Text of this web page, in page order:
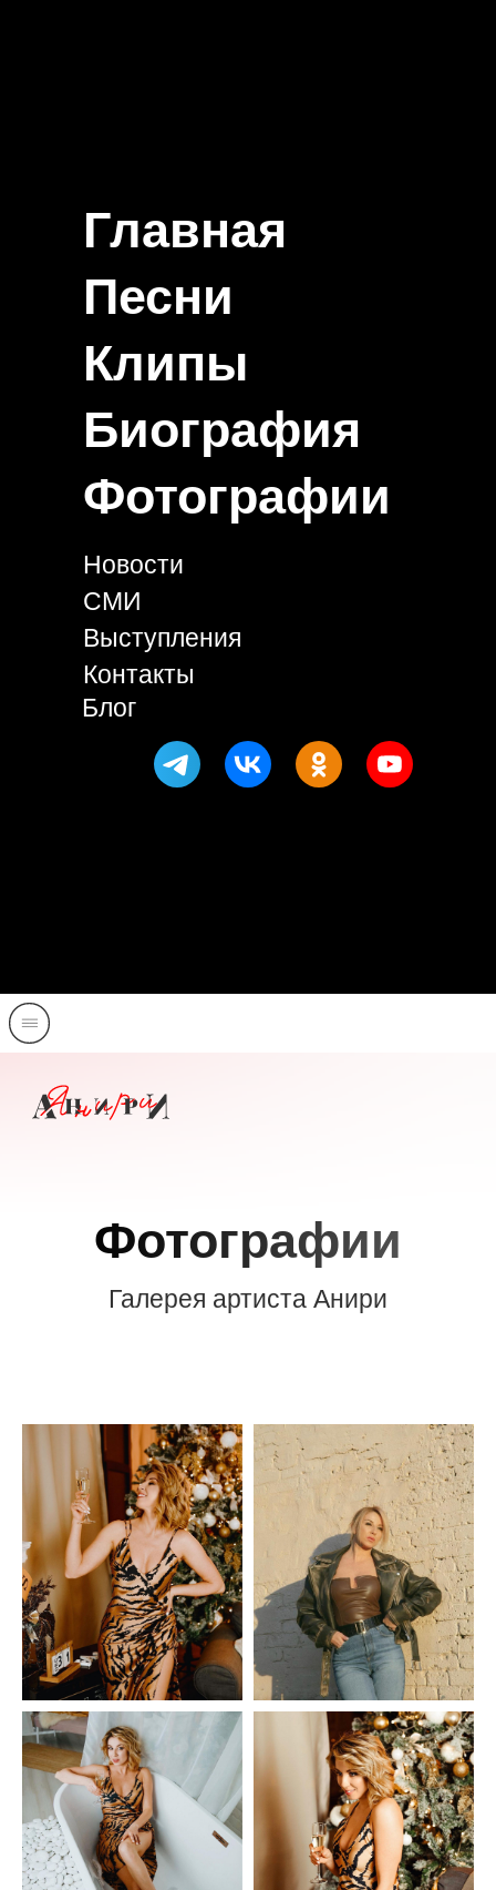
Песни
Клипы
Биография
Фотографии
Новости
СМИ
Выступления
Контакты
Главная
Блог
Фотографии
Галерея артиста Анири